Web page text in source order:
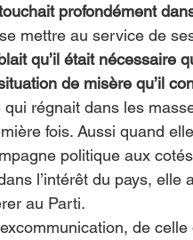
profondément
mettre au service de
qu’il était nécessaire
de misère qu’il
régnait dans les
fois. Aussi quand
politique aux
l’intérêt du pays, elle
au Parti.
de